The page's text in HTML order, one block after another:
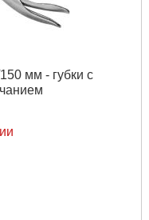
мм - губки с